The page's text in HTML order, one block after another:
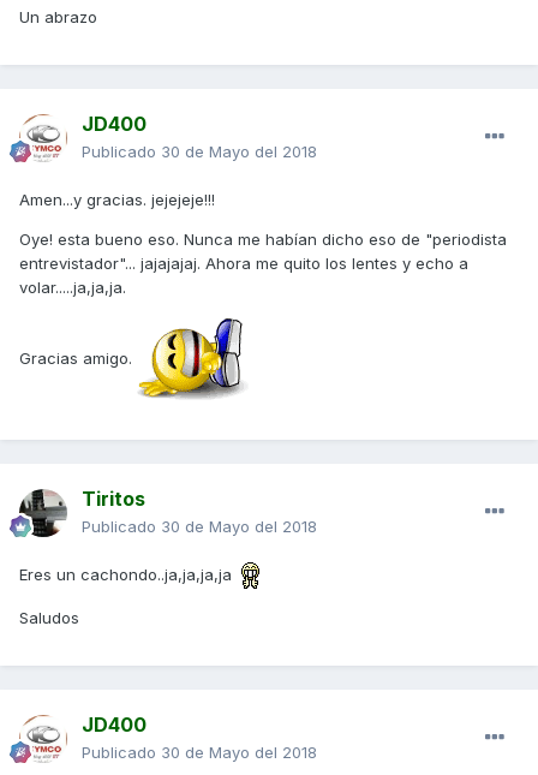
Yo creo que no tenían que haberte modificado los
Un abrazo
JD400
Publicado 30 de Mayo del 2018
Amen...y gracias. jejejeje!!!
Oye! esta bueno eso. Nunca me habían dicho eso de "periodista
entrevistador"... jajajajaj. Ahora me quito los lentes y echo a
volar.....ja,ja,ja.
Gracias amigo.
Tiritos
Publicado 30 de Mayo del 2018
Eres un cachondo..ja,ja,ja,ja
Saludos
JD400
Publicado 30 de Mayo del 2018